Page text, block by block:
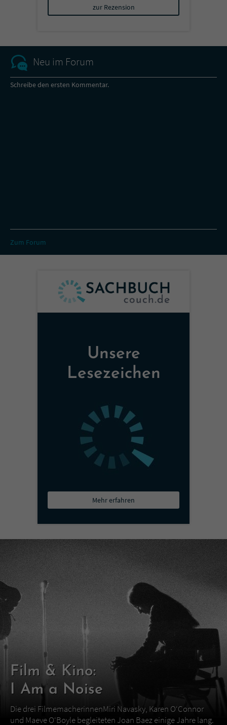
zur Rezension
Neu im Forum
Schreibe den ersten Kommentar.
Zum Forum
Unsere
Lesezeichen
Mehr erfahren
Film & Kino:
I Am a Noise
Die drei FilmemacherinnenMiri Navasky, Karen O‘Connor
und Maeve O‘Boyle begleiteten Joan Baez einige Jahre lang.